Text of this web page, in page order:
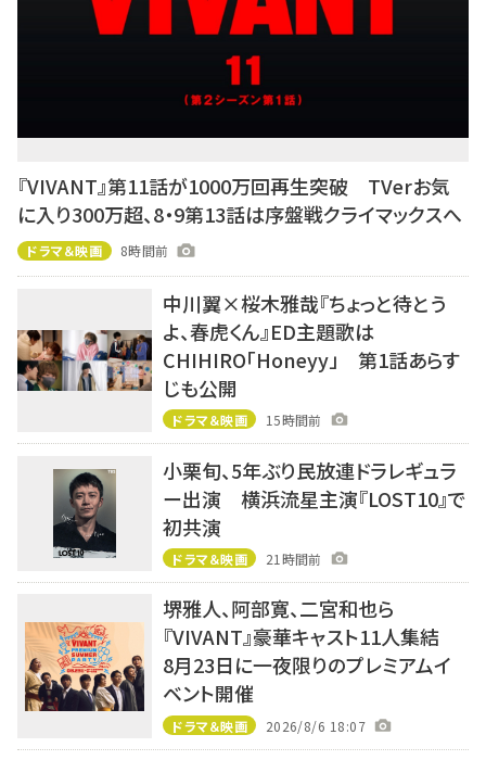
『VIVANT』第11話が1000万回再生突破 TVerお気
に入り300万超、8・9第13話は序盤戦クライマックスへ
ドラマ＆映画 8時間前
中川翼×桜木雅哉『ちょっと待とう
よ、春虎くん』ED主題歌は
CHIHIRO「Honeyy」 第1話あらす
じも公開
ドラマ＆映画 15時間前
小栗旬、5年ぶり民放連ドラレギュラ
ー出演 横浜流星主演『LOST10』で
初共演
ドラマ＆映画 21時間前
堺雅人、阿部寛、二宮和也ら
『VIVANT』豪華キャスト11人集結
8月23日に一夜限りのプレミアムイ
ベント開催
ドラマ＆映画 2026/8/6 18:07